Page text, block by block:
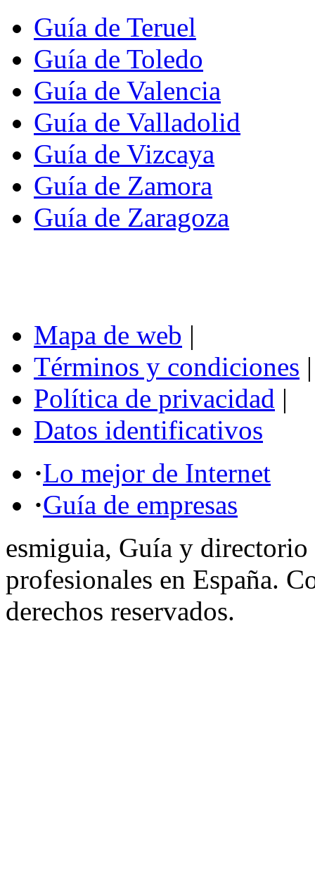
Guía de Teruel
Guía de Toledo
Guía de Valencia
Guía de Valladolid
Guía de Vizcaya
Guía de Zamora
Guía de Zaragoza
Mapa de web |
Términos y condiciones |
Política de privacidad |
Datos identificativos
·Lo mejor de Internet
·Guía de empresas
esmiguia, Guía y directorio
profesionales en España.
derechos reservados.